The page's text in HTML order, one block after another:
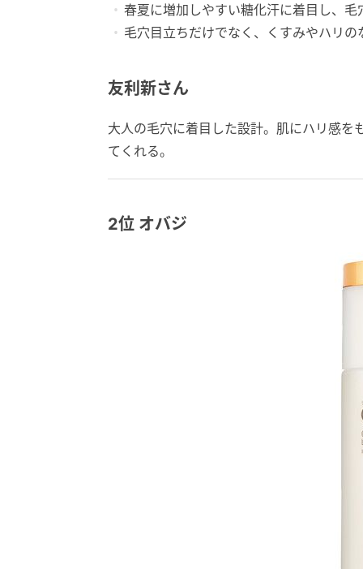
春夏に増加しやすい糖化汗に着目し、毛
毛穴目立ちだけでなく、くすみやハリ
友利新さん
大人の毛穴に着目した設計。肌にハリ感
てくれる。
2位 オバジ